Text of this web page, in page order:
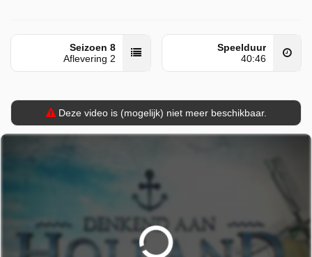
Seizoen 8
Aflevering 2
Speelduur
40:46
Deze video is (mogelijk) niet meer beschikbaar.